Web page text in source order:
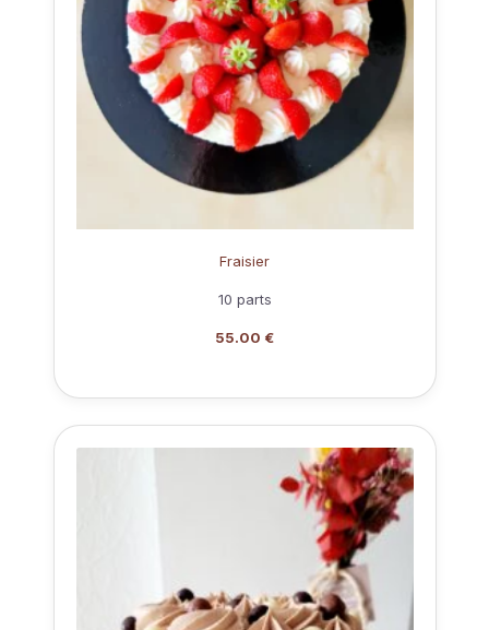
Fraisier
10 parts
55.00 €